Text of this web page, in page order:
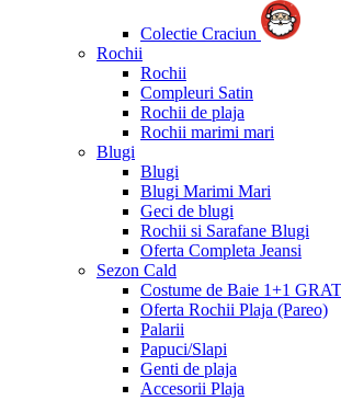
Colectie Craciun
Rochii
Rochii
Compleuri Satin
Rochii de plaja
Rochii marimi mari
Blugi
Blugi
Blugi Marimi Mari
Geci de blugi
Rochii si Sarafane Blugi
Oferta Completa Jeansi
Sezon Cald
Costume de Baie 1+1
Oferta Rochii Plaja (Pareo)
Palarii
Papuci/Slapi
Genti de plaja
Accesorii Plaja